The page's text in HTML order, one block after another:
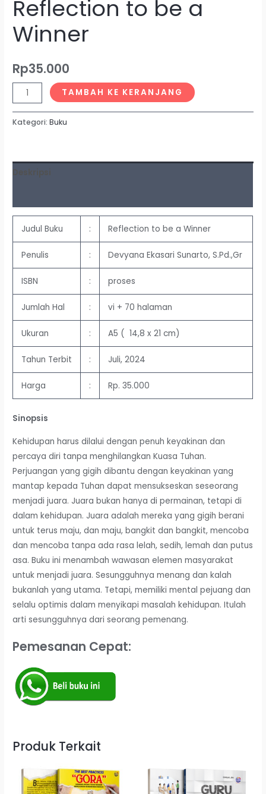
Reflection to be a
Winner
Rp35.000
TAMBAH KE KERANJANG
Kategori:Buku
Deskripsi
Judul Buku : Reflection to be a Winner
Penulis : Devyana Ekasari Sunarto, S.Pd.,Gr
ISBN : proses
Jumlah Hal : vi + 70 halaman
Ukuran : A5 ( 14,8 x 21 cm)
Tahun Terbit : Juli, 2024
Harga : Rp. 35.000
Sinopsis
Kehidupan harus dilalui dengan penuh keyakinan dan
percaya diri tanpa menghilangkan Kuasa Tuhan.
Perjuangan yang gigih dibantu dengan keyakinan yang
mantap kepada Tuhan dapat mensukseskan seseorang
menjadi juara. Juara bukan hanya di permainan, tetapi di
dalam kehidupan. Juara adalah mereka yang gigih berani
untuk terus maju, dan maju, bangkit dan bangkit, mencoba
dan mencoba tanpa ada rasa lelah, sedih, lemah dan putus
asa. Buku ini menambah wawasan elemen masyarakat
untuk menjadi juara. Sesungguhnya menang dan kalah
bukanlah yang utama. Tetapi, memiliki mental pejuang dan
selalu optimis dalam menyikapi masalah kehidupan. Itulah
arti sesungguhnya dari seorang pemenang.
Pemesanan Cepat:
Produk Terkait